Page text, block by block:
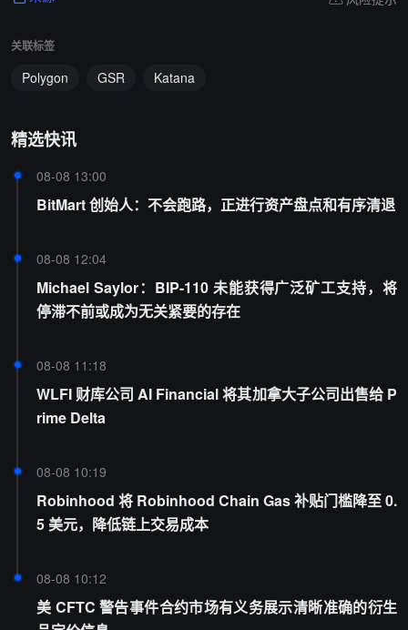
关联标签
Polygon GSR Katana
精选快讯
08-08 13:00
BitMart 创始人：不会跑路，正进行资产盘点和有序清退
08-08 12:04
Michael Saylor：BIP-110 未能获得广泛矿工支持，将
停滞不前或成为无关紧要的存在
08-08 11:18
WLFI 财库公司 AI Financial 将其加拿大子公司出售给 P
rime Delta
08-08 10:19
Robinhood 将 Robinhood Chain Gas 补贴门槛降至 0.
5 美元，降低链上交易成本
08-08 10:12
美 CFTC 警告事件合约市场有义务展示清晰准确的衍生